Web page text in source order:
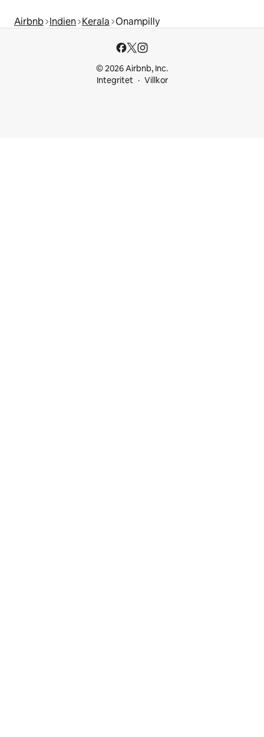
Airbnb Indien Kerala Onampilly
© 2026 Airbnb, Inc.
Integritet
Villkor